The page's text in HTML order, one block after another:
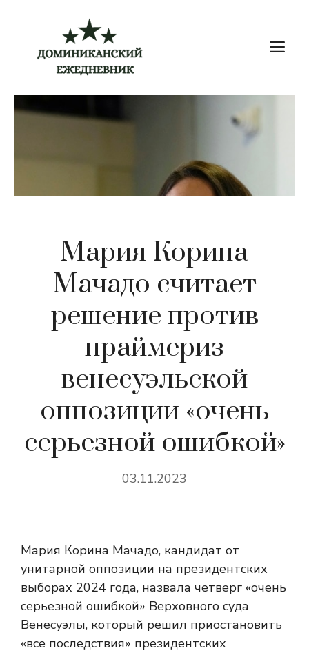
содержимому
Мария Корина
Мачадо считает
решение против
праймериз
венесуэльской
оппозиции «очень
серьезной ошибкой»
03.11.2023
Мария Корина Мачадо, кандидат от
унитарной оппозиции на президентских
выборах 2024 года, назвала четверг «очень
серьезной ошибкой» Верховного суда
Венесуэлы, который решил приостановить
«все последствия» президентских